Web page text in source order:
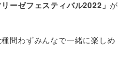
リーゼフェスティバル2022」 が
問わずみんなで一緒に楽しめ